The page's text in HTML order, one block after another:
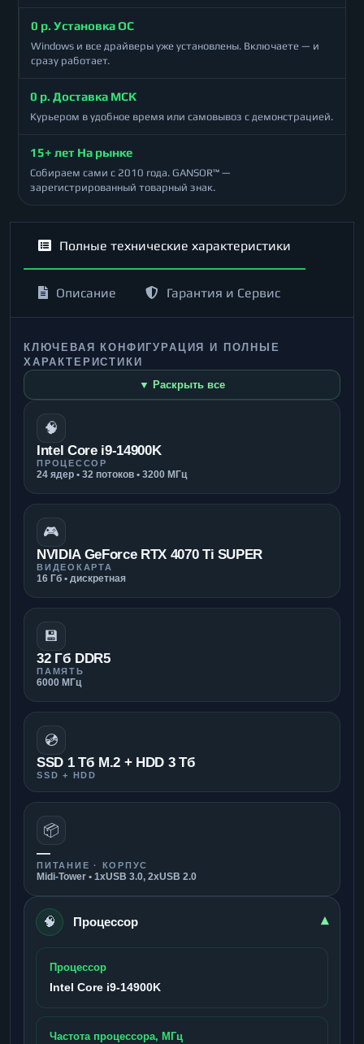
0 р. Установка ОС
Windows и все драйверы уже установлены. Включаете — и
сразу работает.
0 р. Доставка МСК
Курьером в удобное время или самовывоз с демонстрацией.
15+ лет На рынке
Собираем сами с 2010 года. GANSOR™ —
зарегистрированный товарный знак.
Полные технические характеристики
Описание Гарантия и Сервис
КЛЮЧЕВАЯ КОНФИГУРАЦИЯ И ПОЛНЫЕ
ХАРАКТЕРИСТИКИ
▼ Раскрыть все
🧠
Intel Core i9-14900K
ПРОЦЕССОР
24 ядер • 32 потоков • 3200 МГц
🎮
NVIDIA GeForce RTX 4070 Ti SUPER
ВИДЕОКАРТА
16 Гб • дискретная
💾
32 Гб DDR5
ПАМЯТЬ
6000 МГц
💿
SSD 1 Тб M.2 + HDD 3 Тб
SSD + HDD
📦
—
ПИТАНИЕ · КОРПУС
Midi-Tower • 1xUSB 3.0, 2xUSB 2.0
🧠 Процессор ▾
Процессор
Intel Core i9-14900K
Частота процессора, МГц